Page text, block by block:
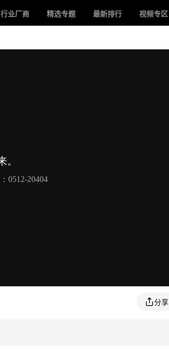
行业厂商 精选专题 最新排行 视频专区
分享